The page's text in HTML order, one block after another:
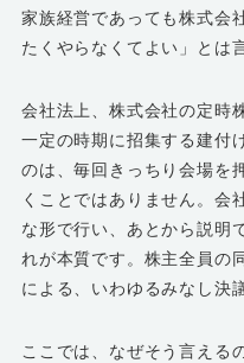
家族経営であっても株式会
たくやらなくてよい」とは
会社法上、株式会社の定時
一定の時期に招集する建付
のは、毎回きっちり会場を
くことではありません。会
な形で行い、あとから説明
れが本質です。株主全員の
による、いわゆるみなし決
ここでは、なぜそう言える